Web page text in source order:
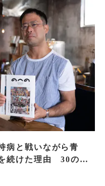
病と戦いながら青
続けた理由 30の山